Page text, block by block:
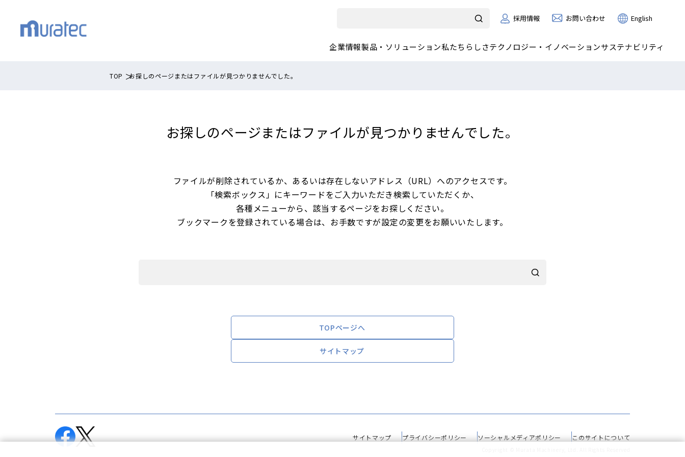
採用情報 お問い合わせ English
企業情報製品・ソリューション私たちらしさテクノロジー・イノベーションサステナビリティ
TOP お探しのページまたはファイルが見つかりませんでした。
お探しのページまたはファイルが見つかりませんでした。
ファイルが削除されているか、あるいは存在しないアドレス（URL）へのアクセスです。
「検索ボックス」にキーワードをご入力いただき検索していただくか、
各種メニューから、 該当するページをお探しください。
ブックマークを登録されている場合は、 お手数ですが設定の変更をお願いいたします。
TOPページへ
サイトマップ
サイトマップ プライバシーポリシー ソーシャルメディアポリシー このサイトについて